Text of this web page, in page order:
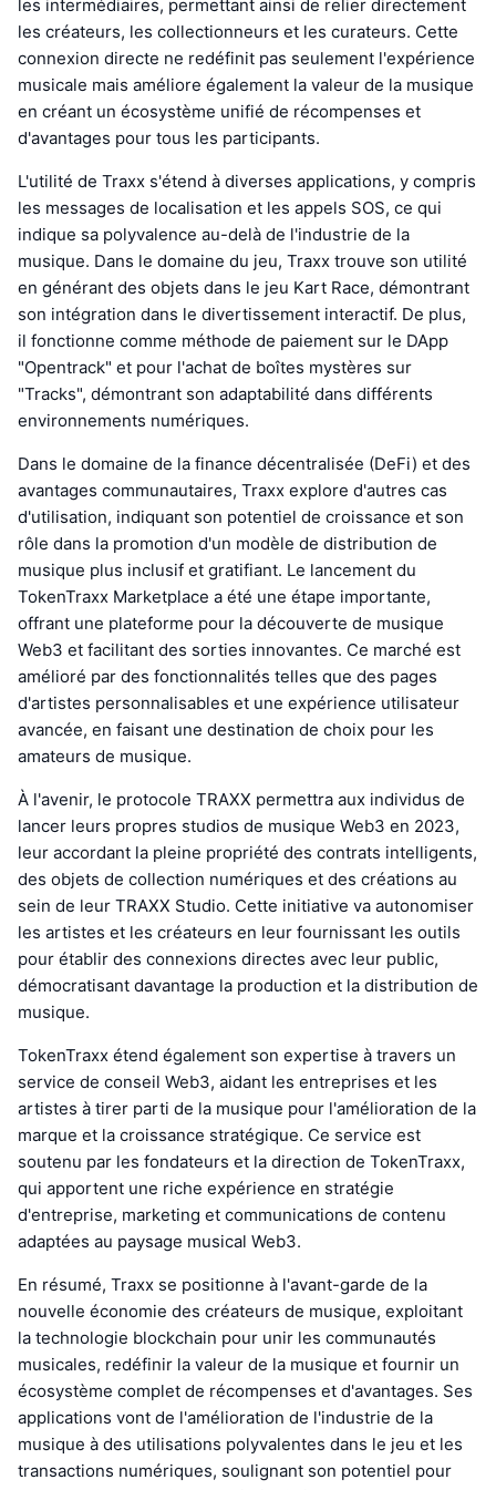
les intermédiaires, permettant ainsi de relier directement
les créateurs, les collectionneurs et les curateurs. Cette
connexion directe ne redéfinit pas seulement l'expérience
musicale mais améliore également la valeur de la musique
en créant un écosystème unifié de récompenses et
d'avantages pour tous les participants.
L'utilité de Traxx s'étend à diverses applications, y compris
les messages de localisation et les appels SOS, ce qui
indique sa polyvalence au-delà de l'industrie de la
musique. Dans le domaine du jeu, Traxx trouve son utilité
en générant des objets dans le jeu Kart Race, démontrant
son intégration dans le divertissement interactif. De plus,
il fonctionne comme méthode de paiement sur le DApp
"Opentrack" et pour l'achat de boîtes mystères sur
"Tracks", démontrant son adaptabilité dans différents
environnements numériques.
Dans le domaine de la finance décentralisée (DeFi) et des
avantages communautaires, Traxx explore d'autres cas
d'utilisation, indiquant son potentiel de croissance et son
rôle dans la promotion d'un modèle de distribution de
musique plus inclusif et gratifiant. Le lancement du
TokenTraxx Marketplace a été une étape importante,
offrant une plateforme pour la découverte de musique
Web3 et facilitant des sorties innovantes. Ce marché est
amélioré par des fonctionnalités telles que des pages
d'artistes personnalisables et une expérience utilisateur
avancée, en faisant une destination de choix pour les
amateurs de musique.
À l'avenir, le protocole TRAXX permettra aux individus de
lancer leurs propres studios de musique Web3 en 2023,
leur accordant la pleine propriété des contrats intelligents,
des objets de collection numériques et des créations au
sein de leur TRAXX Studio. Cette initiative va autonomiser
les artistes et les créateurs en leur fournissant les outils
pour établir des connexions directes avec leur public,
démocratisant davantage la production et la distribution de
musique.
TokenTraxx étend également son expertise à travers un
service de conseil Web3, aidant les entreprises et les
artistes à tirer parti de la musique pour l'amélioration de la
marque et la croissance stratégique. Ce service est
soutenu par les fondateurs et la direction de TokenTraxx,
qui apportent une riche expérience en stratégie
d'entreprise, marketing et communications de contenu
adaptées au paysage musical Web3.
En résumé, Traxx se positionne à l'avant-garde de la
nouvelle économie des créateurs de musique, exploitant
la technologie blockchain pour unir les communautés
musicales, redéfinir la valeur de la musique et fournir un
écosystème complet de récompenses et d'avantages. Ses
applications vont de l'amélioration de l'industrie de la
musique à des utilisations polyvalentes dans le jeu et les
transactions numériques, soulignant son potentiel pour